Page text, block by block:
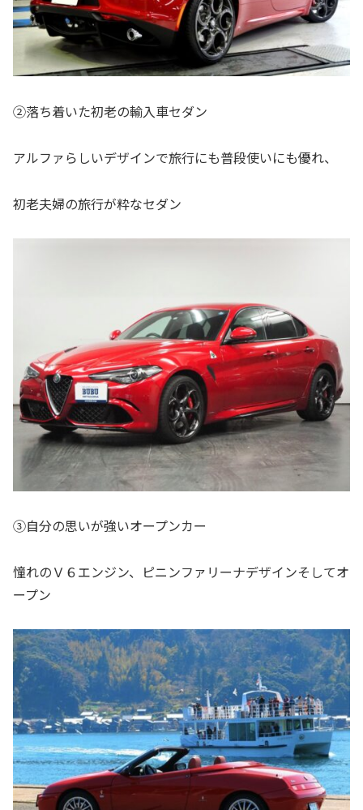
②落ち着いた初老の輸入車セダン
アルファらしいデザインで旅行にも普段使いにも優れ、
初老夫婦の旅行が粋なセダン
③自分の思いが強いオープンカー
憧れのＶ６エンジン、ピニンファリーナデザインそしてオ
ープン